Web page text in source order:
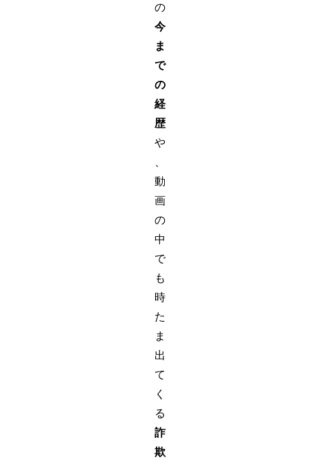
の
今
ま
で
の
経
歴
や
動
画
の
中
で
も
時
た
ま
出
て
く
る
詐
欺